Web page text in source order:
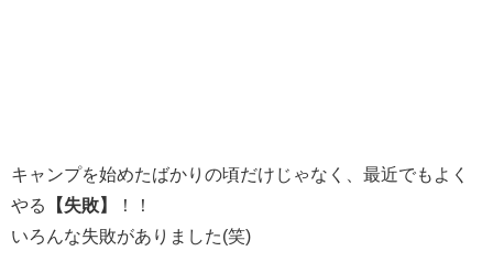
キャンプを始めたばかりの頃だけじゃなく、最近でもよく
やる
【失敗】
！！
いろんな失敗がありました(笑)